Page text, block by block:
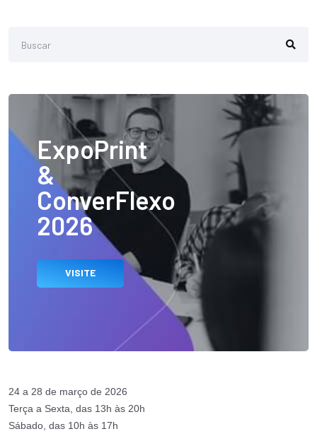
ExpoPrint
&
ConverFlexo
2026
VISITE
24 a 28 de março de 2026
Terça a Sexta, das 13h às 20h
Sábado, das 10h às 17h